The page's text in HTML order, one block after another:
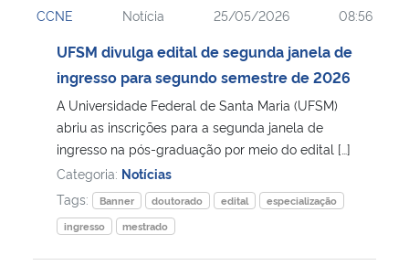
Ministério da Cidadania
Ministério de Minas e Energia
Ministério da Ciência, Tecnologia, Inovações e Comunicações
Ministério do Meio Ambiente
Ministério do Turismo
CCNE Notícia 25/05/2026 08:56
UFSM divulga edital de segunda janela de
ingresso para segundo semestre de 2026
A Universidade Federal de Santa Maria (UFSM)
abriu as inscrições para a segunda janela de
ingresso na pós-graduação por meio do edital […]
Categoria: Notícias
Tags:
Banner doutorado edital
especialização
ingresso
mestrado